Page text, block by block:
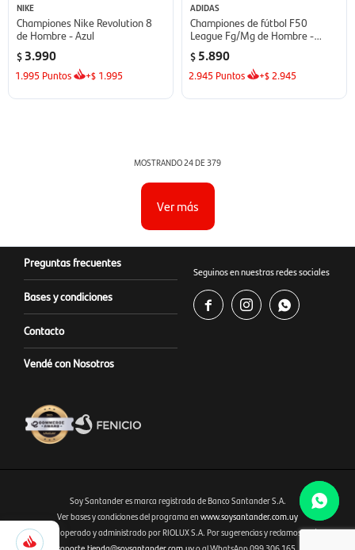
Selecciona
2.245
NIKE
Championes Nike Revolution 8
de Hombre - Azul
$ 3.990
1.995 Puntos +$ 1.995
ADIDAS
Championes de fútbol F50
League Fg/Mg de Hombre -
Amarillo
$ 5.890
2.945 Puntos +$ 2.945
MOSTRANDO24DE 379
Ver más
Preguntas frecuentes
Bases y condiciones
Contacto
Vendé con Nosotros
Seguinos en nuestras redes sociales
  
Fenicio eCommerce Uruguay
Soy Santander es marca registrada de Banco Santander S.A.
Ver bases y condiciones del programa en www.soysantander.com.uy
Este sitio es operado y administrado por RIOLUX S.A. Por sugerencias y reclamos, diríjase a